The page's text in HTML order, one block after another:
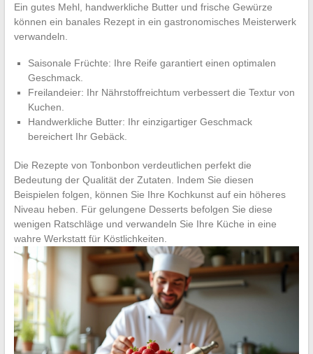
Ein gutes Mehl, handwerkliche Butter und frische Gewürze
können ein banales Rezept in ein gastronomisches Meisterwerk
verwandeln.
Saisonale Früchte: Ihre Reife garantiert einen optimalen
Geschmack.
Freilandeier: Ihr Nährstoffreichtum verbessert die Textur von
Kuchen.
Handwerkliche Butter: Ihr einzigartiger Geschmack
bereichert Ihr Gebäck.
Die Rezepte von Tonbonbon verdeutlichen perfekt die
Bedeutung der Qualität der Zutaten. Indem Sie diesen
Beispielen folgen, können Sie Ihre Kochkunst auf ein höheres
Niveau heben. Für gelungene Desserts befolgen Sie diese
wenigen Ratschläge und verwandeln Sie Ihre Küche in eine
wahre Werkstatt für Köstlichkeiten.